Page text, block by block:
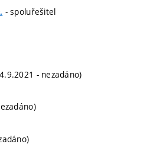
- spoluřešitel
- nezadáno)